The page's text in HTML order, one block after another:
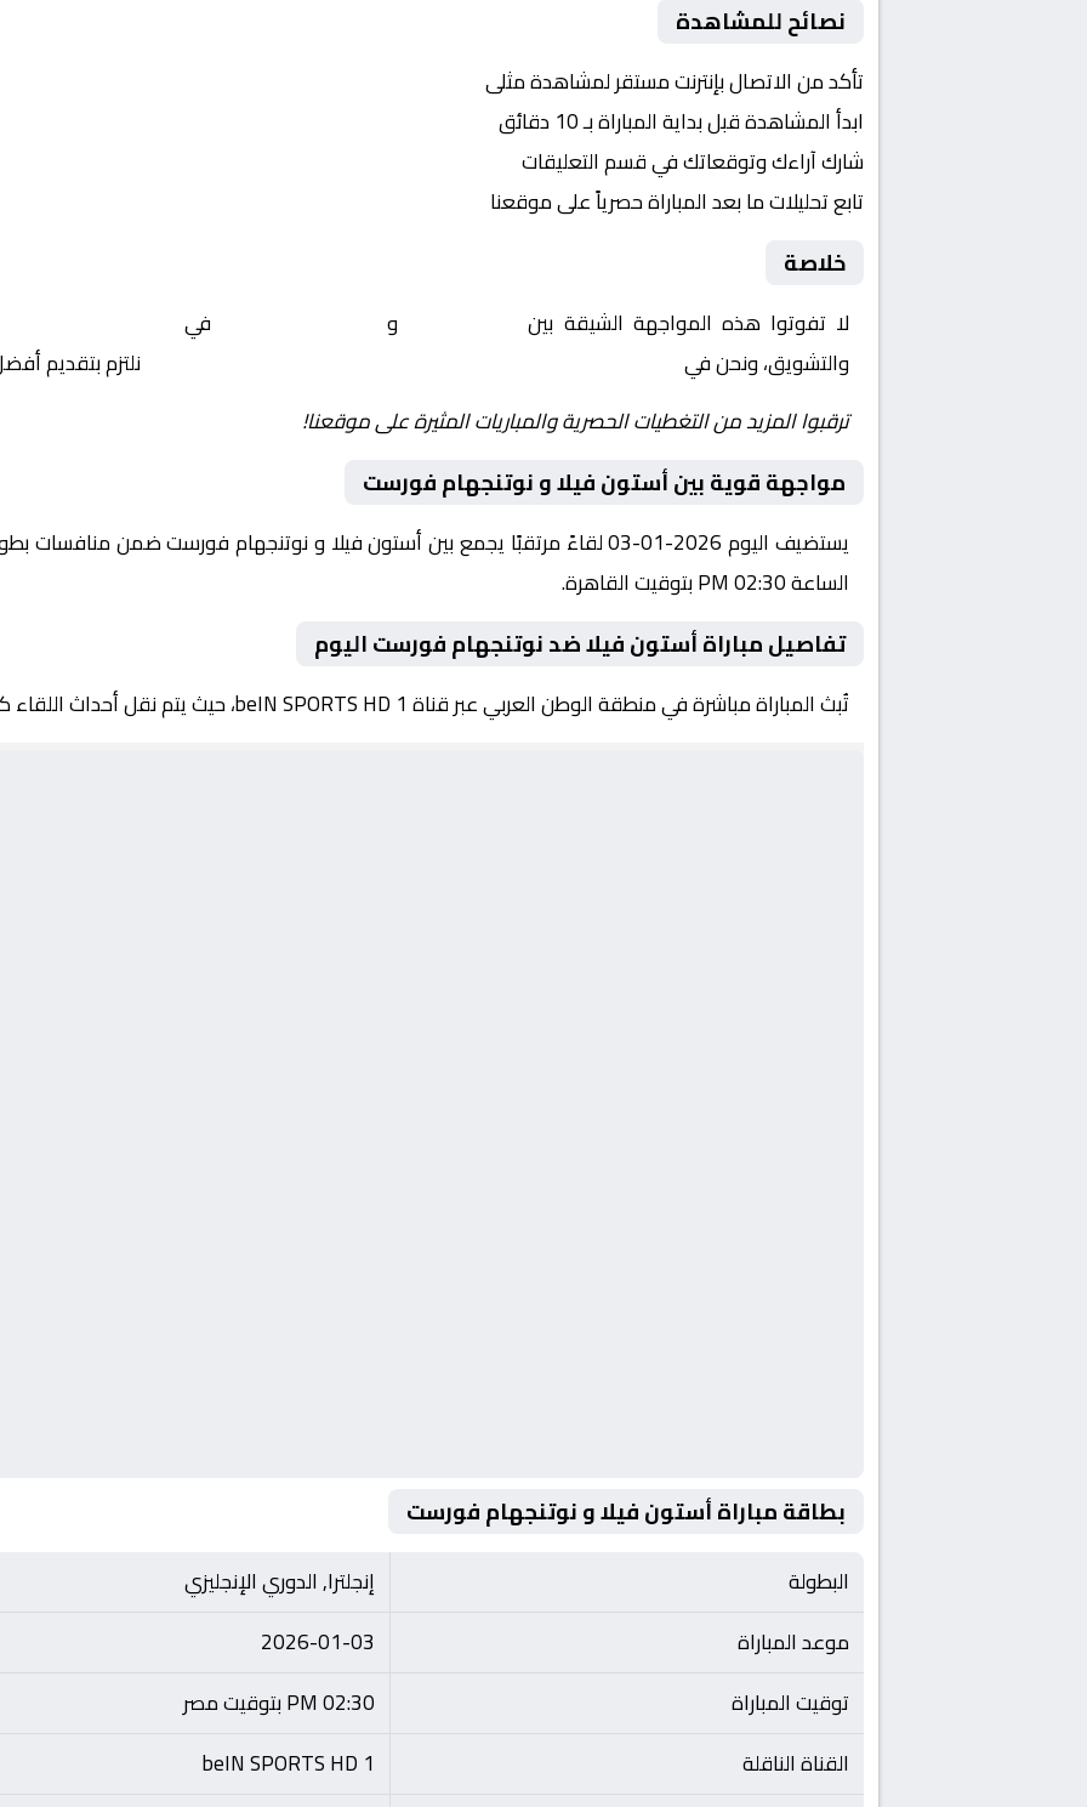
نصائح للمشاهدة
تأكد من الاتصال بإنترنت مستقر لمشاهدة مثلى
ابدأ المشاهدة قبل بداية المباراة بـ 10 دقائق
شارك آراءك وتوقعاتك في قسم التعليقات
تابع تحليلات ما بعد المباراة حصرياً على موقعنا
خلاصة
لا تفوتوا هذه المواجهة الشيقة بين ونوتنجهام فورست في
والتشويق، ونحن في
نلتزم بتقديم
ترقبوا المزيد من التغطيات الحصرية والمباريات المثيرة على موقعنا!
مواجهة قوية بين أستون فيلا و نوتنجهام فورست
يستضيف اليوم 2026-01-03 لقاءً مرتقبًا يجمع بين أستون فيلا و نوتنجهام فورست ضمن
الساعة 02:30 PM بتوقيت القاهرة.
تفاصيل مباراة أستون فيلا ضد نوتنجهام فورست اليوم
تُبث المباراة مباشرة في منطقة الوطن العربي عبر قناة beIN SPORTS HD 1، حيث يتم نقل أحداث اللقاء كاملة مع تعليق صوتي مميز.
بطاقة مباراة أستون فيلا و نوتنجهام فورست
البطولة
إنجلترا, الدوري الإنجليزي
موعد المباراة
2026-01-03
توقيت المباراة
02:30 PM بتوقيت مصر
القناة الناقلة
beIN SPORTS HD 1